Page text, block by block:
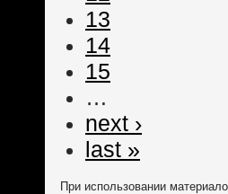
13
14
15
…
next ›
last »
При использовании